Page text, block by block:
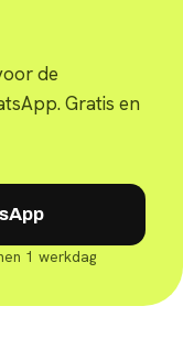
de
Gratis en
1 werkdag